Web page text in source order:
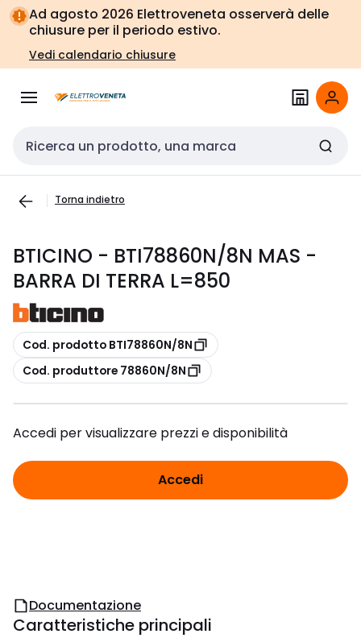
Vai alla
navigazione
Vai
alla
pagina
Ad agosto 2026 Elettroveneta osserverà delle
chiusure per il periodo estivo.
Vedi calendario chiusure
Cerca input
Torna indietro
BTICINO - BTI78860N/8N MAS -
BARRA DI TERRA L=850
copia
Cod. prodotto BTI78860N/8N
copia
Cod. produttore 78860N/8N
Accedi per visualizzare prezzi e disponibilità
Accedi
Documentazione
Caratteristiche principali